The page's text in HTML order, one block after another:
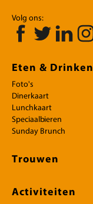
Volg ons:
Eten & Drinken
Foto's
Dinerkaart
Lunchkaart
Speciaalbieren
Sunday Brunch
Trouwen
Activiteiten